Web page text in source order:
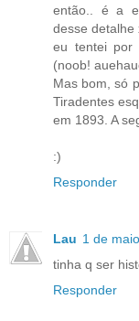
então.. é a
desse detalhe
eu tentei por
(noob!
Mas bom, só
Tiradentes
em 1893. A
:)
Responder
Lau 1 de
tinha q ser
Responder